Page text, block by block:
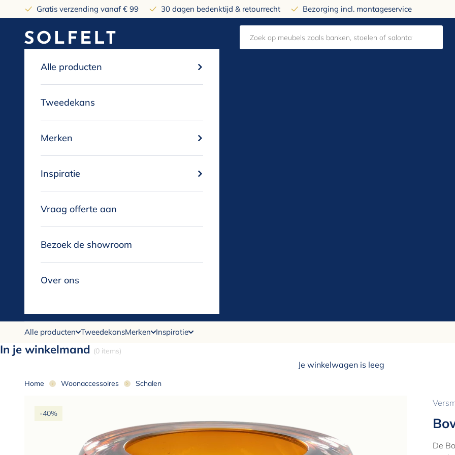
Naar inhoudGratis verzending vanaf € 99 30 dagen bedenktijd & retourrecht Bezorging incl. montageservice
solfelt
Alle producten
Tweedekans
Merken
Inspiratie
Vraag offerte aan
Bezoek de showroom
Over ons
Alle producten TweedekansMerken Inspiratie
In je winkelmand (0 items)
Je winkelwagen is leeg
Home Woonaccessoires Schalen
-40%
De